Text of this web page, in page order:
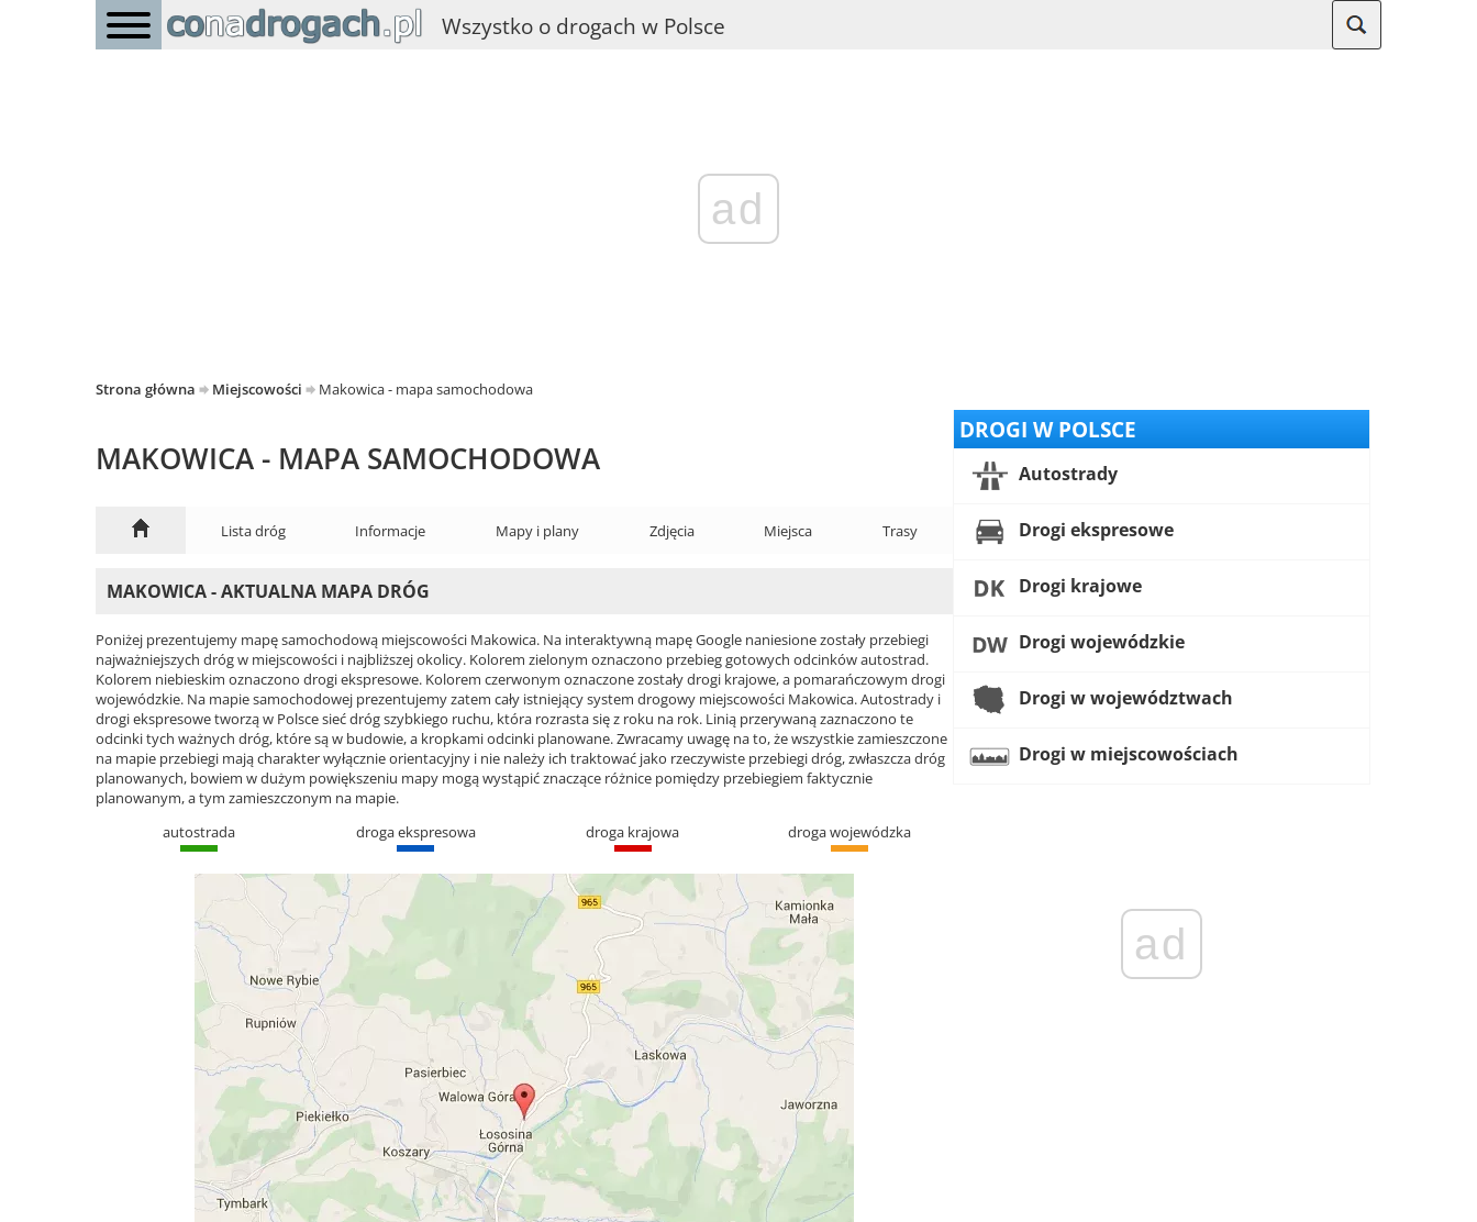
Wszystko o drogach w Polsce
ad
Strona główna Miejscowości Makowica - mapa samochodowa
MAKOWICA - MAPA SAMOCHODOWA
Lista dróg Informacje Mapy i plany Zdjęcia Miejsca Trasy
MAKOWICA - AKTUALNA MAPA DRÓG
Poniżej prezentujemy mapę samochodową miejscowości Makowica. Na interaktywną mapę Google naniesione zostały przebiegi
najważniejszych dróg w miejscowości i najbliższej okolicy. Kolorem zielonym oznaczono przebieg gotowych odcinków autostrad.
Kolorem niebieskim oznaczono drogi ekspresowe. Kolorem czerwonym oznaczone zostały drogi krajowe, a pomarańczowym drogi
wojewódzkie. Na mapie samochodowej prezentujemy zatem cały istniejący system drogowy miejscowości Makowica. Autostrady i
drogi ekspresowe tworzą w Polsce sieć dróg szybkiego ruchu, która rozrasta się z roku na rok. Linią przerywaną zaznaczono te
odcinki tych ważnych dróg, które są w budowie, a kropkami odcinki planowane. Zwracamy uwagę na to, że wszystkie zamieszczone
na mapie przebiegi mają charakter wyłącznie orientacyjny i nie należy ich traktować jako rzeczywiste przebiegi dróg, zwłaszcza dróg
planowanych, bowiem w dużym powiększeniu mapy mogą wystąpić znaczące różnice pomiędzy przebiegiem faktycznie
planowanym, a tym zamieszczonym na mapie.
autostrada
droga ekspresowa droga krajowa droga wojewódzka
DROGI W POLSCE
Autostrady
Drogi ekspresowe
Drogi krajowe
Drogi wojewódzkie
Drogi w województwach
Drogi w miejscowościach
ad